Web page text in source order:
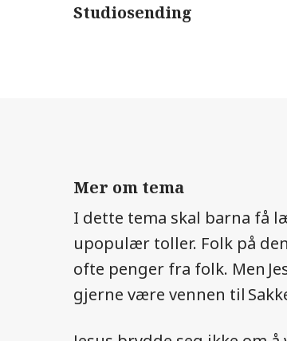
Studiosending
Mer om tema
I dette tema skal barna få
upopulær toller. Folk på
ofte penger fra folk. Men
gjerne være vennen til